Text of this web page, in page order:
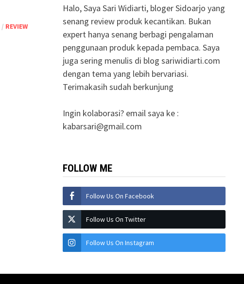
/ REVIEW
Halo, Saya Sari Widiarti, bloger Sidoarjo yang
senang review produk kecantikan. Bukan
expert hanya senang berbagi pengalaman
penggunaan produk kepada pembaca. Saya
juga sering menulis di blog sariwidiarti.com
dengan tema yang lebih bervariasi.
Terimakasih sudah berkunjung
Ingin kolaborasi? email saya ke :
kabarsari@gmail.com
FOLLOW ME
Follow Us On Facebook
Follow Us On Twitter
Follow Us On Instagram